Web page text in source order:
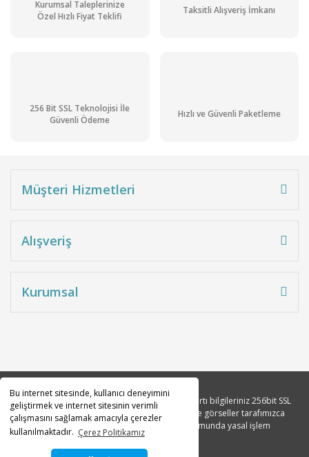
Bu internet sitesinde, kullanıcı deneyimini
geliştirmek ve internet sitesinin verimli
çalışmasını sağlamak amacıyla çerezler
kullanılmaktadır. Çerez Politikamız
Kurumsal Taleplerinize
Özel Hızlı Fiyat Teklifi
Taksitli Alışveriş İmkanı
256 Bit SSL Teknolojisi İle
Güvenli Ödeme
Hızlı ve Güvenli Paketleme
Müşteri Hizmetleri
Alışveriş
Kurumsal
Copyright 2010© Tüm hakları saklıdır. Kredi kartı bilgileriniz 256bit SSL
sertifikası ile korunmaktadır. Tüm açıklama ve görseller tarafımızca
tasarlanmıştır. İzinsiz kopyalanması durumunda yasal işlem
başlatılacaktır.